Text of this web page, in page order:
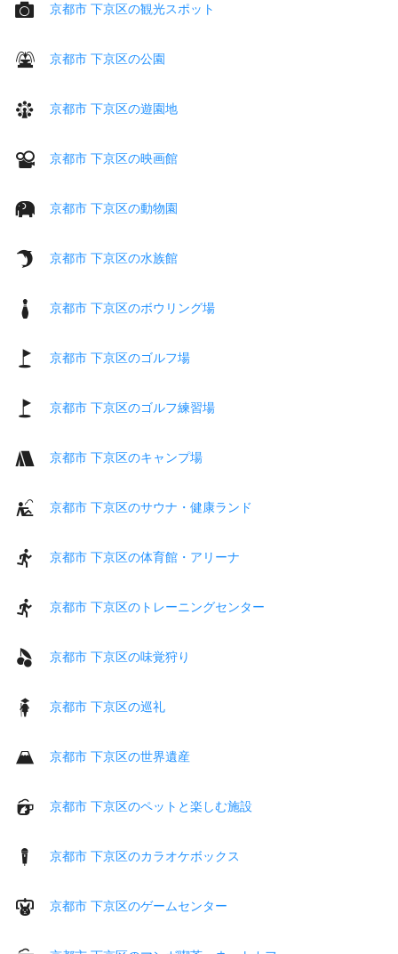
京都市 下京区の観光スポット
京都市 下京区の公園
京都市 下京区の遊園地
京都市 下京区の映画館
京都市 下京区の動物園
京都市 下京区の水族館
京都市 下京区のボウリング場
京都市 下京区のゴルフ場
京都市 下京区のゴルフ練習場
京都市 下京区のキャンプ場
京都市 下京区のサウナ・健康ランド
京都市 下京区の体育館・アリーナ
京都市 下京区のトレーニングセンター
京都市 下京区の味覚狩り
京都市 下京区の巡礼
京都市 下京区の世界遺産
京都市 下京区のペットと楽しむ施設
京都市 下京区のカラオケボックス
京都市 下京区のゲームセンター